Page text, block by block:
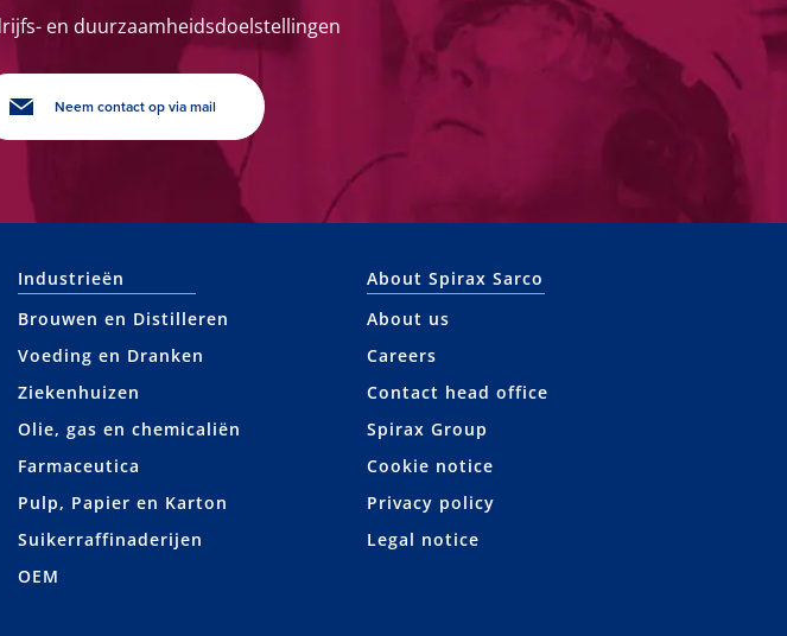
en duurzaamheidsdoelstellingen
Neem contact op via mail
Industrieën
Brouwen en Distilleren
Voeding en Dranken
Ziekenhuizen
Olie, gas en chemicaliën
Farmaceutica
Pulp, Papier en Karton
Suikerraffinaderijen
OEM
About Spirax Sarco
About us
Careers
Contact head office
Spirax Group
Cookie notice
Privacy policy
Legal notice